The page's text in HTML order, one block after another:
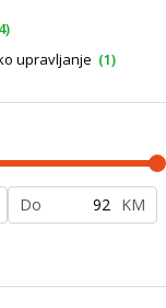
upravljanje (1)
Do KM